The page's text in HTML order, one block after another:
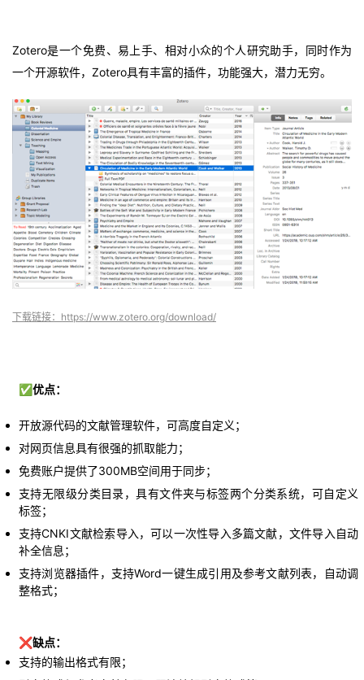
Zotero是一个免费、易上手、相对小众的个人研究助手，同时作为
一个开源软件，Zotero具有丰富的插件，功能强大，潜力无穷。
下载链接：https://www.zotero.org/download/
✅优点：
开放源代码的文献管理软件，可高度自定义；
对网页信息具有很强的抓取能力；
免费账户提供了300MB空间用于同步；
支持无限级分类目录，具有文件夹与标签两个分类系统，可自定义
标签；
支持CNKI文献检索导入，可以一次性导入多篇文献，文件导入自动
补全信息；
支持浏览器插件，支持Word一键生成引用及参考文献列表，自动调
整格式；
❌缺点：
支持的输出格式有限；